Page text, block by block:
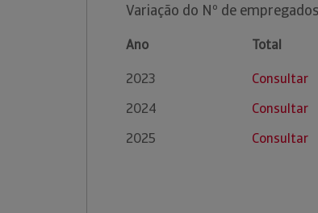
Variação do Nº de empregados
Ano Total
2023
Consultar
2024
Consultar
2025
Consultar